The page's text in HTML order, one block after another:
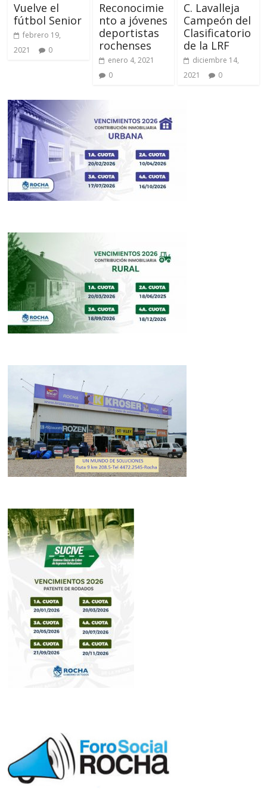
Vuelve el
fútbol Senior
febrero 19,
2021
0
Reconocimie
nto a jóvenes
deportistas
rochenses
enero 4, 2021
0
C. Lavalleja
Campeón del
Clasificatorio
de la LRF
diciembre 14,
2021
0